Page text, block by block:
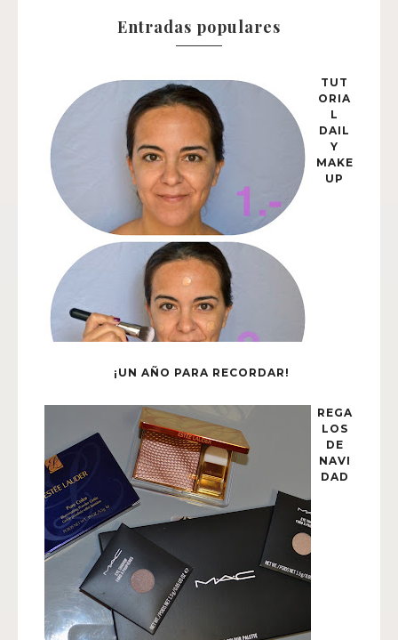
Entradas populares
TUT
ORIA
L
DAIL
Y
MAKE
UP
¡UN AÑO PARA RECORDAR!
REGA
LOS
DE
NAVI
DAD